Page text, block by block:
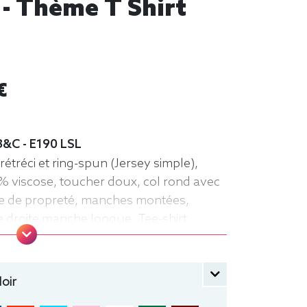
Thème T Shirt
- E190 LSL
et ring-spun (Jersey simple),
viscose, toucher doux, col rond avec
de propreté, manches montées,
manche longue, Tee-shirt,